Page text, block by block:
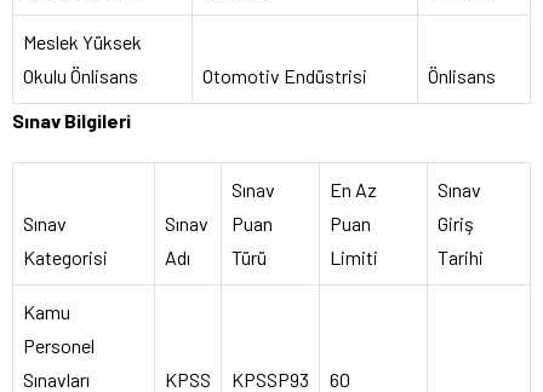
Meslek Yüksek
Okulu Önlisans
Otomotiv Endüstrisi
Önlisans
Sınav Bilgileri
Sınav
Kategorisi
Sınav
Adı
Sınav
Puan
Türü
En Az
Puan
Limiti
Sınav
Giriş
Tarihi
Kamu
Personel
Sınavları
KPSS KPSSP93
60